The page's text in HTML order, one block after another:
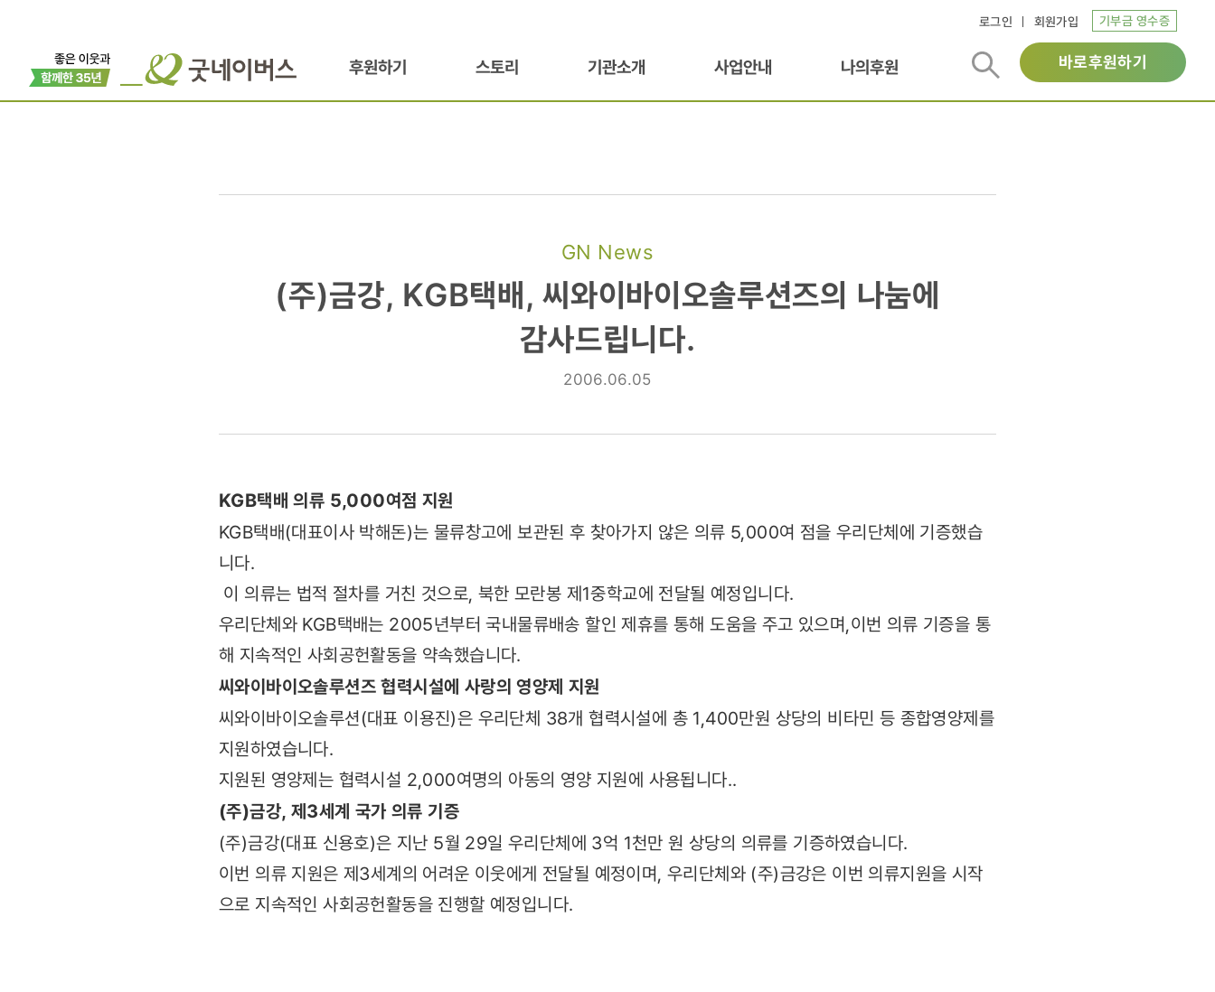
로그인 회원가입 기부금 영수증
후원하기 스토리 기관소개 사업안내 나의후원 바로후원하기
GN News
(주)
씨와이바이오솔루션즈의
감사드립니다.
(주)금강, KGB택배, 씨와이바이오솔루션즈의 나눔에
감사드립니다.
2006.06.05
KGB택배 의류 5,000여점 지원
KGB택배(대표이사 박해돈)는 물류창고에 보관된 후 찾아가지 않은 의류 5,000여 점을 우리단체에 기증했습
니다.
이 의류는 법적 절차를 거친 것으로, 북한 모란봉 제1중학교에 전달될 예정입니다.
우리단체와 KGB택배는 2005년부터 국내물류배송 할인 제휴를 통해 도움을 주고 있으며,이번 의류 기증을 통
해 지속적인 사회공헌활동을 약속했습니다.
씨와이바이오솔루션즈 협력시설에 사랑의 영양제 지원
씨와이바이오솔루션(대표 이용진)은 우리단체 38개 협력시설에 총 1,400만원 상당의 비타민 등 종합영양제를
지원하였습니다.
지원된 영양제는 협력시설 2,000여명의 아동의 영양 지원에 사용됩니다..
(주)금강, 제3세계 국가 의류 기증
(주)금강(대표 신용호)은 지난 5월 29일 우리단체에 3억 1천만 원 상당의 의류를 기증하였습니다.
이번 의류 지원은 제3세계의 어려운 이웃에게 전달될 예정이며, 우리단체와 (주)금강은 이번 의류지원을 시작
으로 지속적인 사회공헌활동을 진행할 예정입니다.